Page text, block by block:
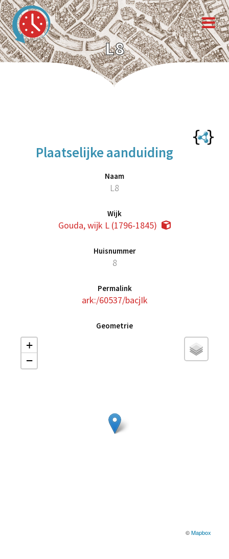
L8
Plaatselijke aanduiding
Naam
L8
Wijk
Gouda, wijk L (1796-1845)
Huisnummer
8
Permalink
ark:/60537/bacjIk
Geometrie
+
−
©Mapbox